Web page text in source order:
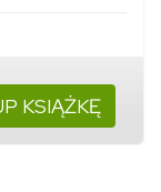
KSIĄŻKĘ